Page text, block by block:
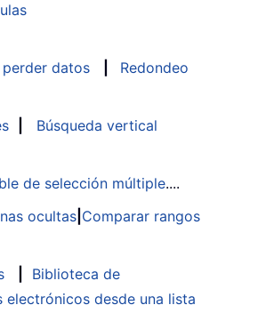
datos
Redondeo
Búsqueda vertical
de selección múltiple....
ocultas Comparar rangos
Biblioteca de
electrónicos desde una lista